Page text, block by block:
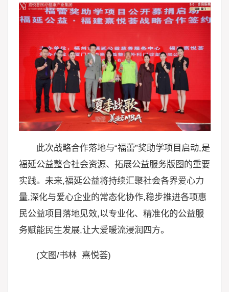
此次战略合作落地与“福蕾”奖助学项目启动,是
福延公益整合社会资源、拓展公益服务版图的重要
实践。未来,福延公益将持续汇聚社会各界爱心力
量,深化与爱心企业的常态化协作,稳步推进各项惠
民公益项目落地见效,以专业化、精准化的公益服
务赋能民生发展,让大爱暖流浸润四方。
(文图/书林 熹悦荟)